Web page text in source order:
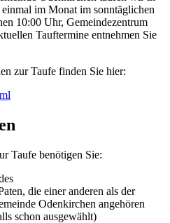
im Monat im sonntäglichen
10:00 Uhr, Gemeindezentrum
Tauftermine entnehmen Sie
zur Taufe finden Sie hier:
Taufe benötigen Sie:
die einer anderen als der
Odenkirchen angehören
schon ausgewählt)